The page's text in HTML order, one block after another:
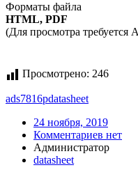
Форматы файла
HTML, PDF
(Для просмотра требуется
Просмотрено: 246
ads7816pdatasheet
24 ноября, 2019
Комментариев нет
Администратор
datasheet